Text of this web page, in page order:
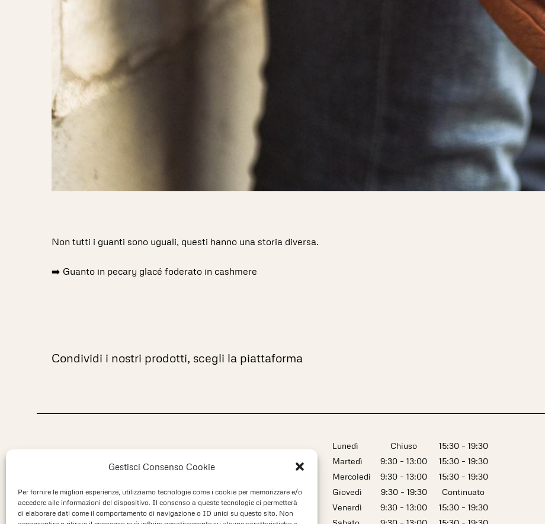
Gestisci Consenso Cookie
Per fornire le migliori esperienze, utilizziamo tecnologie come i cookie per memorizzare e/o
accedere alle informazioni del dispositivo. Il consenso a queste tecnologie ci permetterà
di elaborare dati come il comportamento di navigazione o ID unici su questo sito. Non
Non tutti i guanti sono uguali, questi hanno una storia diversa.
➡️ Guanto in pecary glacé foderato in cashmere
Condividi i nostri prodotti, scegli la piattaforma
Lunedì
Martedì
Mercoledì
Giovedì
Venerdì
Chiuso
9:30 – 13:00
9:30 – 13:00
9:30 – 19:30
9:30 – 13:00
15:30 – 19:30
15:30 – 19:30
15:30 – 19:30
Continuato
15:30 – 19:30